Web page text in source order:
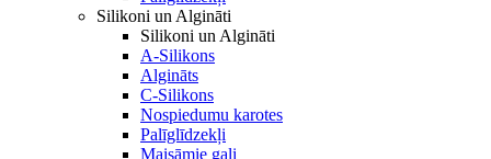
Silikoni un Algināti
Silikoni un Algināti
A-Silikons
Algināts
C-Silikons
Nospiedumu karotes
Palīglīdzekļi
Maisāmie gali